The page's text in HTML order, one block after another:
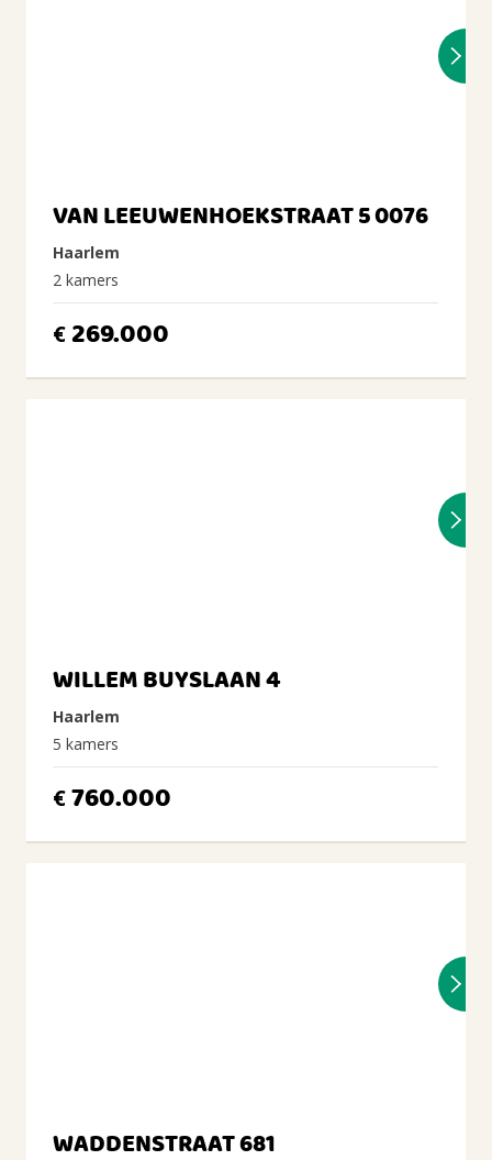
VAN LEEUWENHOEKSTRAAT 5 0076
Haarlem
2 kamers
€269.000
WILLEM BUYSLAAN 4
Haarlem
5 kamers
€760.000
WADDENSTRAAT 681